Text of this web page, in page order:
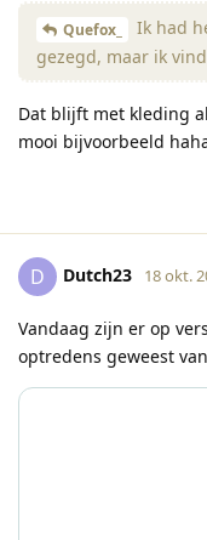
Quefox_
Ik had
gezegd, maar ik
Dat blijft met kleding
mooi bijvoorbeeld
D Dutch23 18 okt.
Vandaag zijn er op
optredens geweest